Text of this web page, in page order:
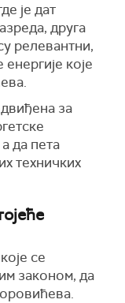
је дат
друга
релевантни,
које
за
да пета
техничких
се
законом, да